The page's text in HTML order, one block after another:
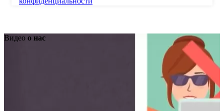
Видео о нас